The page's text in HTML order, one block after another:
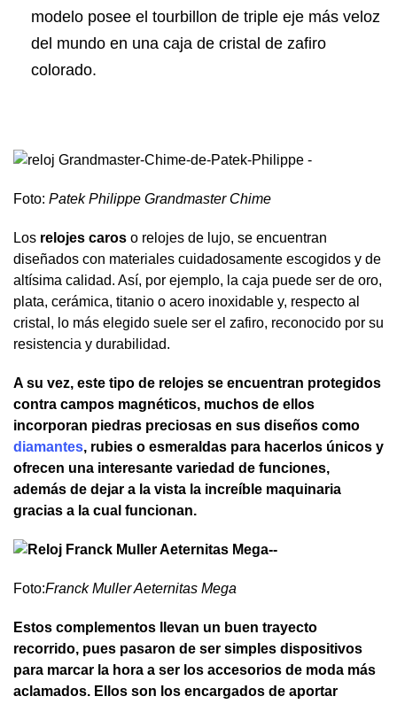
modelo posee el tourbillon de triple eje más veloz
del mundo en una caja de cristal de zafiro
colorado.
Foto: Patek Philippe Grandmaster Chime
Los relojes caros o relojes de lujo, se encuentran
diseñados con materiales cuidadosamente escogidos y de
altísima calidad. Así, por ejemplo, la caja puede ser de oro,
plata, cerámica, titanio o acero inoxidable y, respecto al
cristal, lo más elegido suele ser el zafiro, reconocido por su
resistencia y durabilidad.
A su vez, este tipo de relojes se encuentran protegidos
contra campos magnéticos, muchos de ellos
incorporan piedras preciosas en sus diseños como
diamantes, rubies o esmeraldas para hacerlos únicos y
ofrecen una interesante variedad de funciones,
además de dejar a la vista la increíble maquinaria
gracias a la cual funcionan.
Foto:Franck Muller Aeternitas Mega
Estos complementos llevan un buen trayecto
recorrido, pues pasaron de ser simples dispositivos
para marcar la hora a ser los accesorios de moda más
aclamados. Ellos son los encargados de aportar